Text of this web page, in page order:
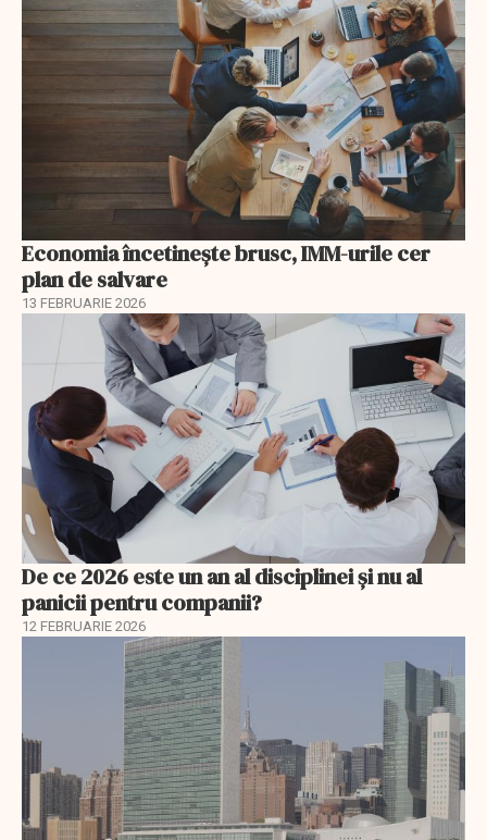
Economia încetinește brusc, IMM-urile cer
plan de salvare
13 FEBRUARIE 2026
De ce 2026 este un an al disciplinei și nu al
panicii pentru companii?
12 FEBRUARIE 2026